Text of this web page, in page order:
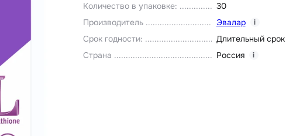
Количество в упаковке:
30
Производитель
Эвалар i
Срок годности:
Длительный срок
Страна
Россия i